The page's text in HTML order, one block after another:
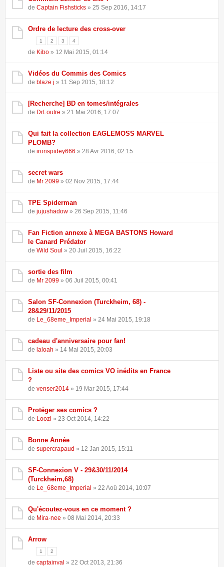
de Captain Fishsticks » 25 Sep 2016, 14:17
Ordre de lecture des cross-over
1 2 3 4
de Kibo » 12 Mai 2015, 01:14
Vidéos du Commis des Comics
de blaze j » 11 Sep 2015, 18:12
[Recherche] BD en tomes/intégrales
de DrLoutre » 21 Mai 2016, 17:07
Qui fait la collection EAGLEMOSS MARVEL
PLOMB?
de ironspidey666 » 28 Avr 2016, 02:15
secret wars
de Mr 2099 » 02 Nov 2015, 17:44
TPE Spiderman
de jujushadow » 26 Sep 2015, 11:46
Fan Fiction annexe à MEGA BASTONS Howard
le Canard Prédator
de Wild Soul » 20 Juil 2015, 16:22
sortie des film
de Mr 2099 » 06 Juil 2015, 00:41
Salon SF-Connexion (Turckheim, 68) -
28&29/11/2015
de Le_68eme_Imperial » 24 Mai 2015, 19:18
cadeau d'anniversaire pour fan!
de laloah » 14 Mai 2015, 20:03
Liste ou site des comics VO inédits en France
?
de venser2014 » 19 Mar 2015, 17:44
Protéger ses comics ?
de Loozi » 23 Oct 2014, 14:22
Bonne Année
de supercrapaud » 12 Jan 2015, 15:11
SF-Connexion V - 29&30/11/2014
(Turckheim,68)
de Le_68eme_Imperial » 22 Aoû 2014, 10:07
Qu'écoutez-vous en ce moment ?
de Mira-nee » 08 Mai 2014, 20:33
Arrow
1 2
de captainval » 22 Oct 2013, 21:36